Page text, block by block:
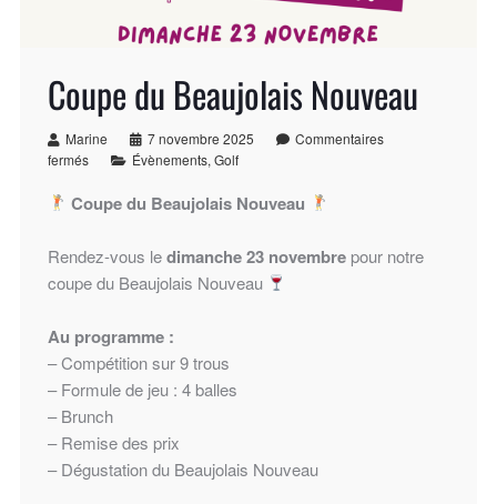
Coupe du Beaujolais Nouveau
Marine 7 novembre 2025
Commentaires
fermés
Évènements, Golf
Coupe du Beaujolais Nouveau
Rendez-vous ledimanche 23 novembrepour notre
coupe du Beaujolais Nouveau
Au programme :
– Compétition sur 9 trous
– Formule de jeu : 4 balles
– Brunch
– Remise des prix
– Dégustation du Beaujolais Nouveau